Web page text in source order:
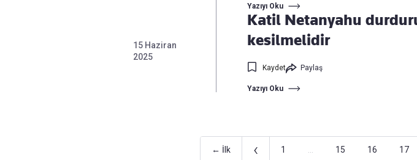
Yazıyı Oku
15 Haziran
2025
Katil Netanyahu
kesilmelidir
Kaydet Paylaş
Yazıyı Oku
← İlk ‹ 1 15 16 17